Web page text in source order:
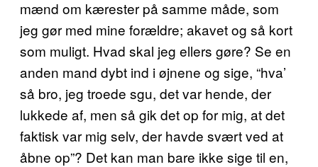
mænd om kærester på samme måde, som
jeg gør med mine forældre; akavet og så kort
som muligt. Hvad skal jeg ellers gøre? Se en
anden mand dybt ind i øjnene og sige, “hva’
så bro, jeg troede sgu, det var hende, der
lukkede af, men så gik det op for mig, at det
faktisk var mig selv, der havde svært ved at
åbne op”? Det kan man bare ikke sige til en,